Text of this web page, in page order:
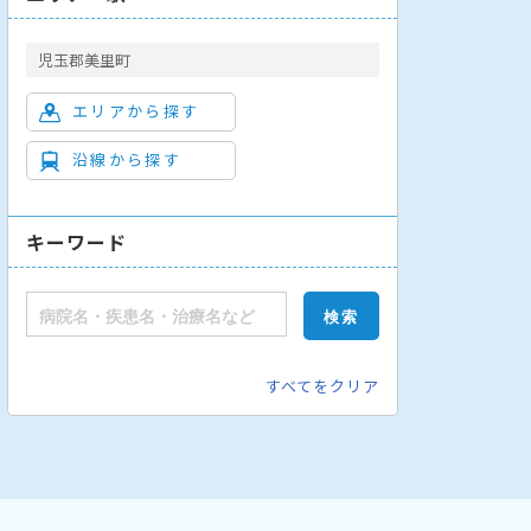
児玉郡美里町
エリアから探す
沿線から探す
キーワード
すべてをクリア